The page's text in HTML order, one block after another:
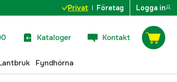
Privat Företag Logga in
Kataloger Kontakt
Fyndhörna